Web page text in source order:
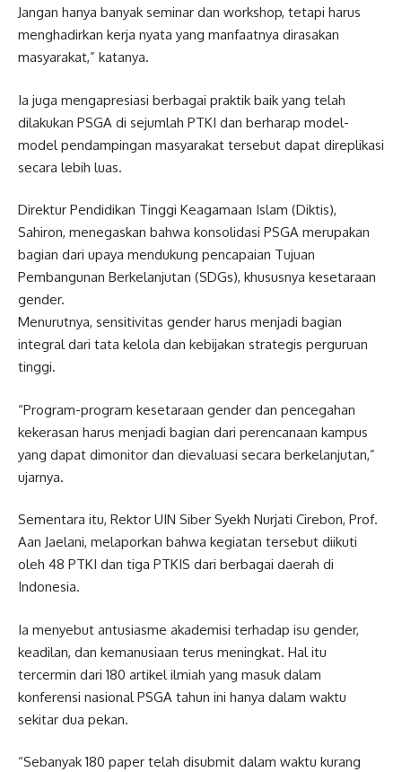
Jangan hanya banyak seminar dan workshop, tetapi harus
menghadirkan kerja nyata yang manfaatnya dirasakan
masyarakat,” katanya.
Ia juga mengapresiasi berbagai praktik baik yang telah
dilakukan PSGA di sejumlah PTKI dan berharap model-
model pendampingan masyarakat tersebut dapat direplikasi
secara lebih luas.
Direktur Pendidikan Tinggi Keagamaan Islam (Diktis),
Sahiron, menegaskan bahwa konsolidasi PSGA merupakan
bagian dari upaya mendukung pencapaian Tujuan
Pembangunan Berkelanjutan (SDGs), khususnya kesetaraan
gender.
Menurutnya, sensitivitas gender harus menjadi bagian
integral dari tata kelola dan kebijakan strategis perguruan
tinggi.
“Program-program kesetaraan gender dan pencegahan
kekerasan harus menjadi bagian dari perencanaan kampus
yang dapat dimonitor dan dievaluasi secara berkelanjutan,”
ujarnya.
Sementara itu, Rektor UIN Siber Syekh Nurjati Cirebon, Prof.
Aan Jaelani, melaporkan bahwa kegiatan tersebut diikuti
oleh 48 PTKI dan tiga PTKIS dari berbagai daerah di
Indonesia.
Ia menyebut antusiasme akademisi terhadap isu gender,
keadilan, dan kemanusiaan terus meningkat. Hal itu
tercermin dari 180 artikel ilmiah yang masuk dalam
konferensi nasional PSGA tahun ini hanya dalam waktu
sekitar dua pekan.
“Sebanyak 180 paper telah disubmit dalam waktu kurang